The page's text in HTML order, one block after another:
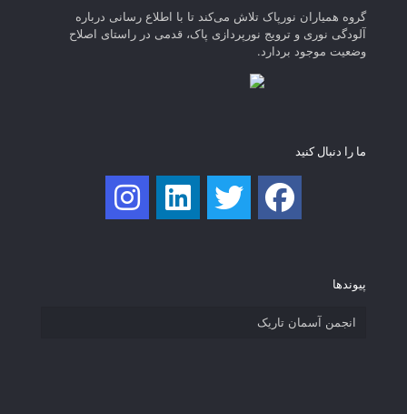
گروه همیاران نورپاک تلاش می‌کند تا با اطلاع رسانی درباره
آلودگی نوری و ترویج نورپردازی پاک، قدمی در راستای‌ اصلاح
وضعیت موجود بردارد.
ما را دنبال کنید
پیوند‌ها
انجمن آسمان تاریک